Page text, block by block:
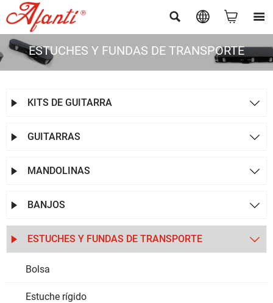
   
ESTUCHES Y FUNDAS DE TRANSPORTE
 KITS DE GUITARRA 
 GUITARRAS 
 MANDOLINAS 
 BANJOS 
 ESTUCHES Y FUNDAS DE TRANSPORTE 
Bolsa
Estuche rígido